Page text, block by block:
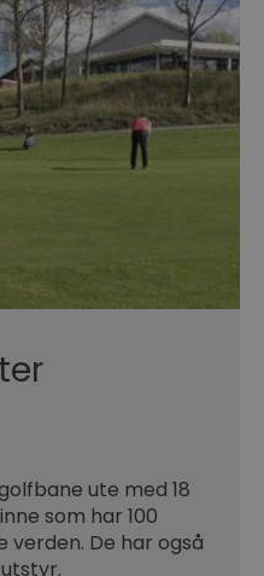
ute med 18
som har 100
verden. De har også